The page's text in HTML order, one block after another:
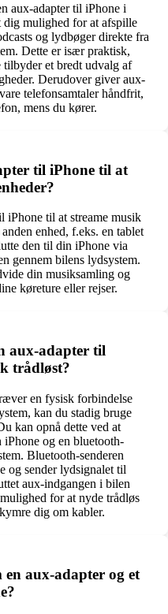
aux-adapter til iPhone i
dig mulighed for at afspille
og lydbøger direkte fra
Dette er især praktisk,
et bredt udvalg af
Derudover giver aux-
telefonsamtaler håndfrit,
mens du kører.
til iPhone til at
iPhone til at streame musik
enhed, f.eks. en tablet
den til din iPhone via
gennem bilens lydsystem.
din musiksamling og
køreture eller rejser.
aux-adapter til
trådløst?
en fysisk forbindelse
kan du stadig bruge
kan opnå dette ved at
og en bluetooth-
Bluetooth-senderen
og sender lydsignalet til
aux-indgangen i bilen
for at nyde trådløs
dig om kabler.
aux-adapter og et